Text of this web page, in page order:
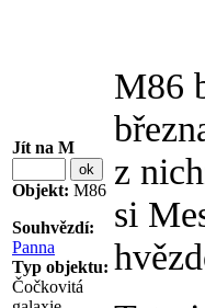
Jít na M
Objekt: M86
Souhvězdí:
Panna
Typ objektu:
Čočkovitá
M86
z
si